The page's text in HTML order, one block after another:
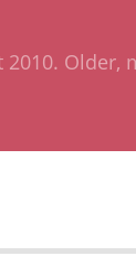
Older,